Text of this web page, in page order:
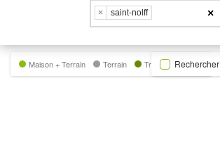
×
× saint-nolff
Maison + Terrain Terrain Trecobat Green